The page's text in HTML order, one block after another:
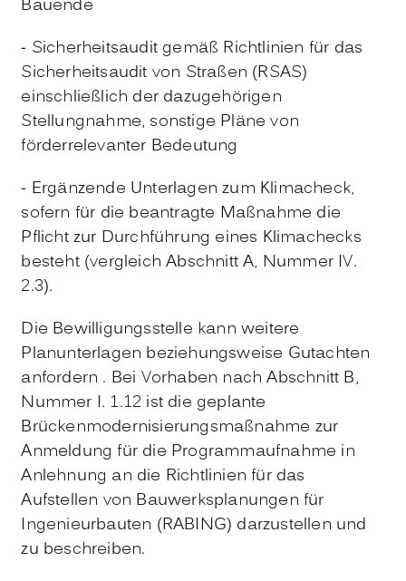
Bauende
- Sicherheitsaudit gemäß Richtlinien für das
Sicherheitsaudit von Straßen (RSAS)
einschließlich der dazugehörigen
Stellungnahme, sonstige Pläne von
förderrelevanter Bedeutung
- Ergänzende Unterlagen zum Klimacheck,
sofern für die beantragte Maßnahme die
Pflicht zur Durchführung eines Klimachecks
besteht (vergleich Abschnitt A, Nummer IV.
2.3).
Die Bewilligungsstelle kann weitere
Planunterlagen beziehungsweise Gutachten
anfordern . Bei Vorhaben nach Abschnitt B,
Nummer I. 1.12 ist die geplante
Brückenmodernisierungsmaßnahme zur
Anmeldung für die Programmaufnahme in
Anlehnung an die Richtlinien für das
Aufstellen von Bauwerksplanungen für
Ingenieurbauten (RABING) darzustellen und
zu beschreiben.